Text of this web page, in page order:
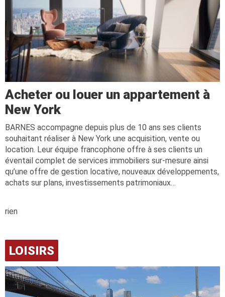
Acheter ou louer un appartement à
New York
BARNES accompagne depuis plus de 10 ans ses clients
souhaitant réaliser à New York une acquisition, vente ou
location. Leur équipe francophone offre à ses clients un
éventail complet de services immobiliers sur-mesure ainsi
qu’une offre de gestion locative, nouveaux développements,
achats sur plans, investissements patrimoniaux…
rien
LOISIRS